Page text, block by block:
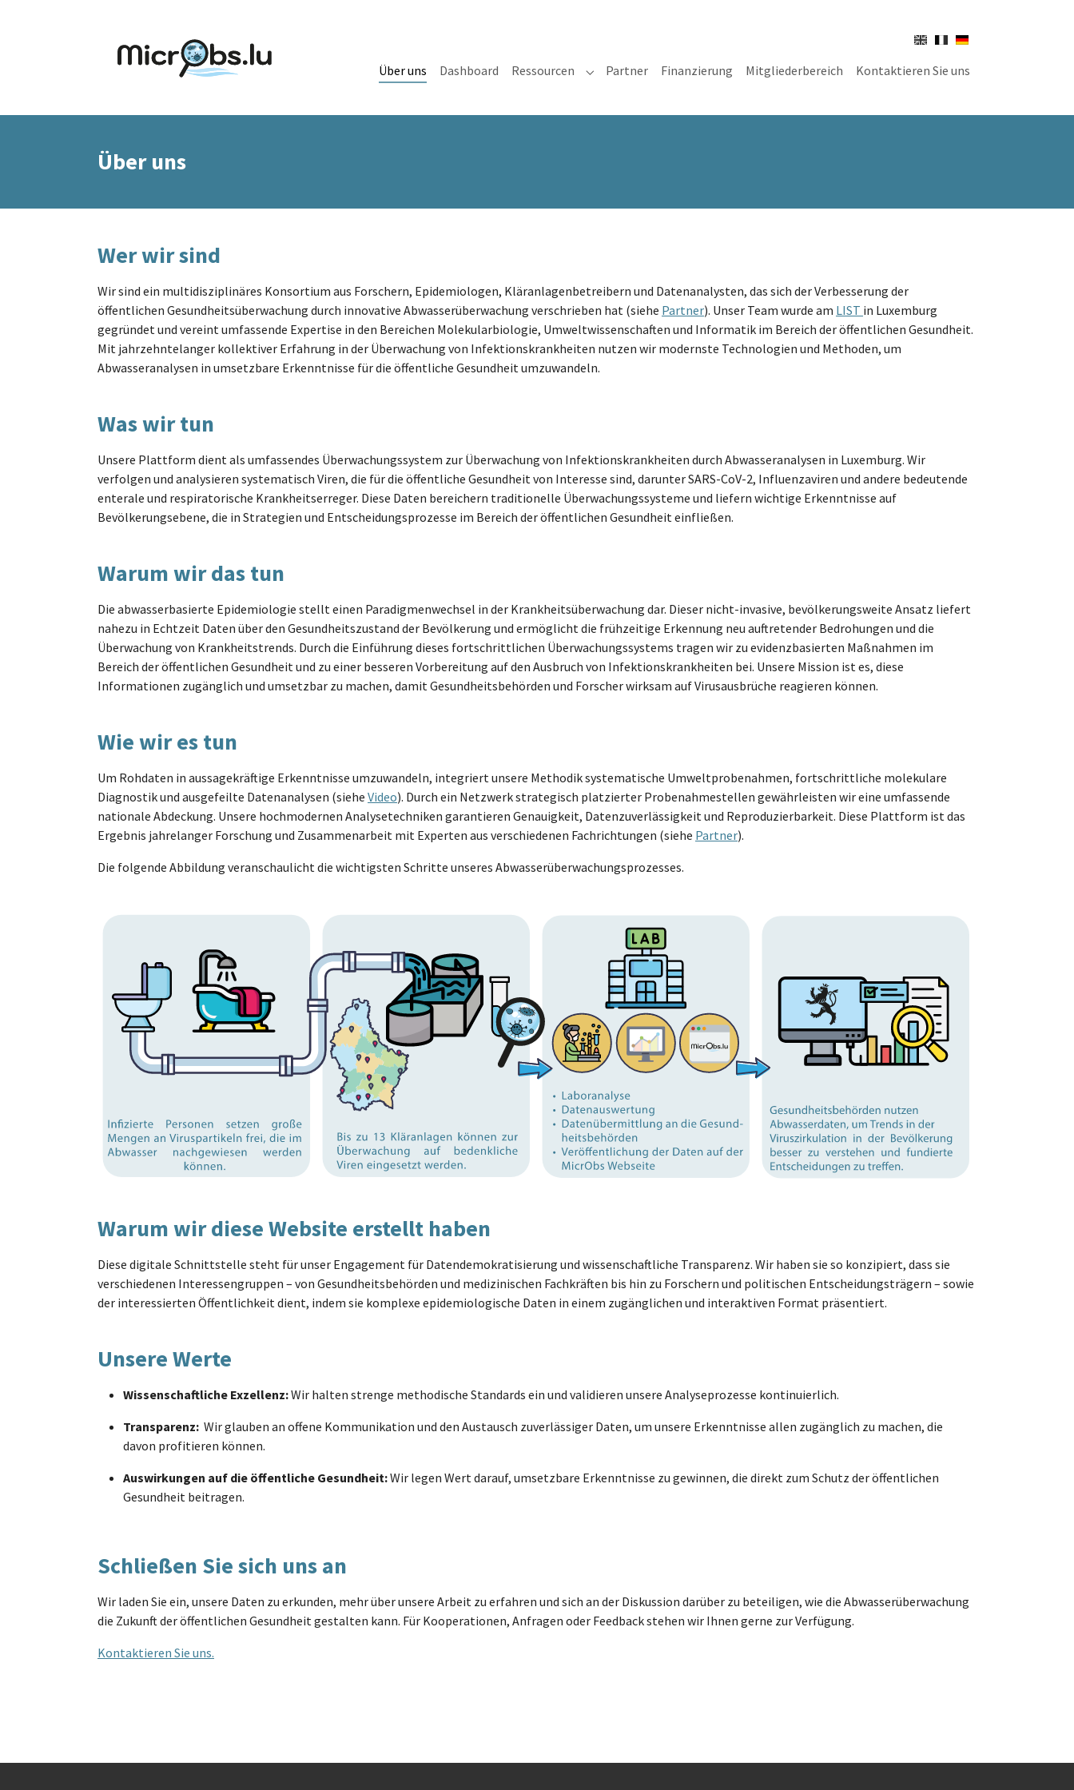
Über uns (current)
Dashboard Ressourcen Submenu for "Ressourcen"
Partner Finanzierung Mitgliederbereich Kontaktieren Sie uns
Über uns
Wer wir sind
Wir sind ein multidisziplinäres Konsortium aus Forschern, Epidemiologen, Kläranlagenbetreibern und Datenanalysten, das sich der Verbesserung der
öffentlichen Gesundheitsüberwachung durch innovative Abwasserüberwachung verschrieben hat (siehe Partner). Unser Team wurde am LIST in Luxemburg
gegründet und vereint umfassende Expertise in den Bereichen Molekularbiologie, Umweltwissenschaften und Informatik im Bereich der öffentlichen Gesundheit.
Mit jahrzehntelanger kollektiver Erfahrung in der Überwachung von Infektionskrankheiten nutzen wir modernste Technologien und Methoden, um
Abwasseranalysen in umsetzbare Erkenntnisse für die öffentliche Gesundheit umzuwandeln.
Was wir tun
Unsere Plattform dient als umfassendes Überwachungssystem zur Überwachung von Infektionskrankheiten durch Abwasseranalysen in Luxemburg. Wir
verfolgen und analysieren systematisch Viren, die für die öffentliche Gesundheit von Interesse sind, darunter SARS-CoV-2, Influenzaviren und andere bedeutende
enterale und respiratorische Krankheitserreger. Diese Daten bereichern traditionelle Überwachungssysteme und liefern wichtige Erkenntnisse auf
Bevölkerungsebene, die in Strategien und Entscheidungsprozesse im Bereich der öffentlichen Gesundheit einfließen.
Warum wir das tun
Die abwasserbasierte Epidemiologie stellt einen Paradigmenwechsel in der Krankheitsüberwachung dar. Dieser nicht-invasive, bevölkerungsweite Ansatz liefert
nahezu in Echtzeit Daten über den Gesundheitszustand der Bevölkerung und ermöglicht die frühzeitige Erkennung neu auftretender Bedrohungen und die
Überwachung von Krankheitstrends. Durch die Einführung dieses fortschrittlichen Überwachungssystems tragen wir zu evidenzbasierten Maßnahmen im
Bereich der öffentlichen Gesundheit und zu einer besseren Vorbereitung auf den Ausbruch von Infektionskrankheiten bei. Unsere Mission ist es, diese
Informationen zugänglich und umsetzbar zu machen, damit Gesundheitsbehörden und Forscher wirksam auf Virusausbrüche reagieren können.
Wie wir es tun
Um Rohdaten in aussagekräftige Erkenntnisse umzuwandeln, integriert unsere Methodik systematische Umweltprobenahmen, fortschrittliche molekulare
Diagnostik und ausgefeilte Datenanalysen (siehe Video). Durch ein Netzwerk strategisch platzierter Probenahmestellen gewährleisten wir eine umfassende
nationale Abdeckung. Unsere hochmodernen Analysetechniken garantieren Genauigkeit, Datenzuverlässigkeit und Reproduzierbarkeit. Diese Plattform ist das
Ergebnis jahrelanger Forschung und Zusammenarbeit mit Experten aus verschiedenen Fachrichtungen (siehe Partner).
Die folgende Abbildung veranschaulicht die wichtigsten Schritte unseres Abwasserüberwachungsprozesses.
Show larger version
Warum wir diese Website erstellt haben
Diese digitale Schnittstelle steht für unser Engagement für Datendemokratisierung und wissenschaftliche Transparenz. Wir haben sie so konzipiert, dass sie
verschiedenen Interessengruppen – von Gesundheitsbehörden und medizinischen Fachkräften bis hin zu Forschern und politischen Entscheidungsträgern – sowie
der interessierten Öffentlichkeit dient, indem sie komplexe epidemiologische Daten in einem zugänglichen und interaktiven Format präsentiert.
Unsere Werte
Wissenschaftliche Exzellenz:Wir halten strenge methodische Standards ein und validieren unsere Analyseprozesse kontinuierlich.
Transparenz: Wir glauben an offene Kommunikation und den Austausch zuverlässiger Daten, um unsere Erkenntnisse allen zugänglich zu machen, die
davon profitieren können.
Auswirkungen auf die öffentliche Gesundheit:Wir legen Wert darauf, umsetzbare Erkenntnisse zu gewinnen, die direkt zum Schutz der öffentlichen
Gesundheit beitragen.
Schließen Sie sich uns an
Wir laden Sie ein, unsere Daten zu erkunden, mehr über unsere Arbeit zu erfahren und sich an der Diskussion darüber zu beteiligen, wie die Abwasserüberwachung
die Zukunft der öffentlichen Gesundheit gestalten kann. Für Kooperationen, Anfragen oder Feedback stehen wir Ihnen gerne zur Verfügung.
Kontaktieren Sie uns.